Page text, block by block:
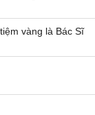
vàng là Bác Sĩ